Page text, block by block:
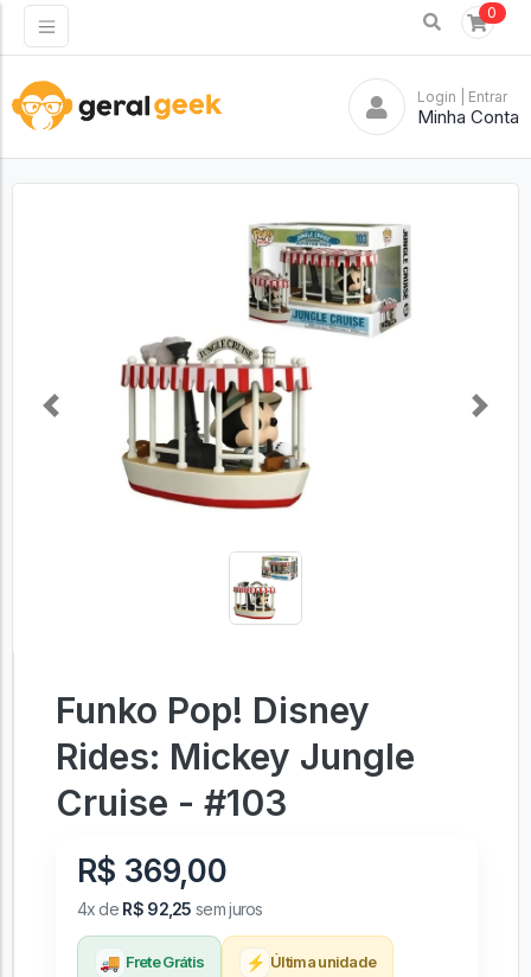
0
Login | Entrar
Minha Conta
Previous Next
Funko Pop! Disney
Rides: Mickey Jungle
Cruise - #103
R$ 369,00
4x de R$ 92,25 sem juros
🚚 Frete Grátis ⚡ Última unidade